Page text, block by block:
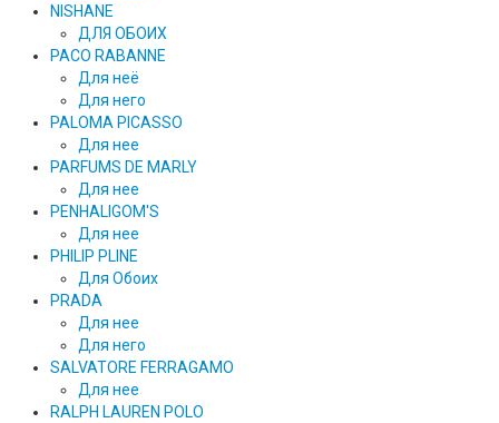
NISHANE
ДЛЯ ОБОИХ
PACO RABANNE
Для неё
Для него
PALOMA PICASSO
Для нее
PARFUMS DE MARLY
Для нее
PENHALIGOM'S
Для нее
PHILIP PLINE
Для Обоих
PRADA
Для нее
Для него
SALVATORE FERRAGAMO
Для нее
RALPH LAUREN POLO